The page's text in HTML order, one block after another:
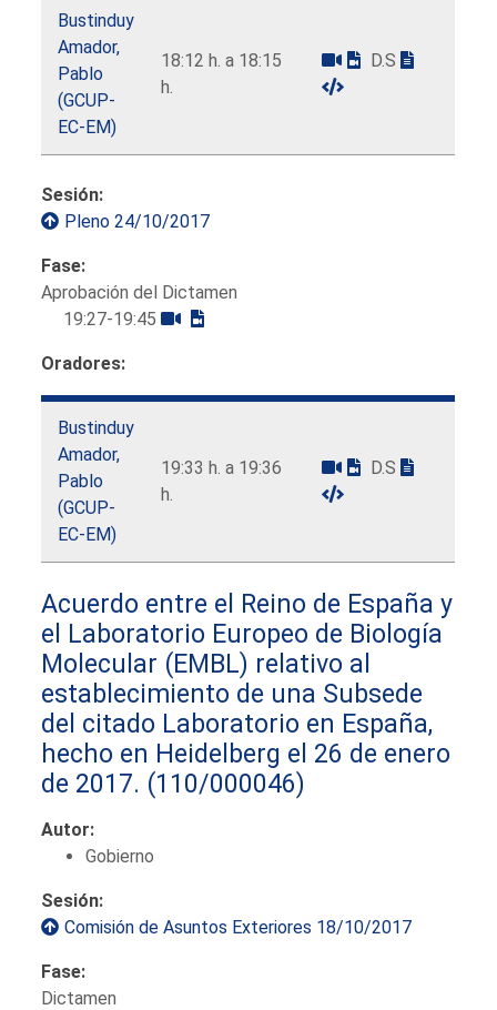
Bustinduy
Amador,
Pablo
(GCUP-
EC-EM)
18:12 h. a 18:15
h.
D.S
Sesión:
Pleno 24/10/2017
Fase:
Aprobación del Dictamen
19:27-19:45
Oradores:
Bustinduy
Amador,
Pablo
(GCUP-
EC-EM)
19:33 h. a 19:36
h.
D.S
Acuerdo entre el Reino de España y
el Laboratorio Europeo de Biología
Molecular (EMBL) relativo al
establecimiento de una Subsede
del citado Laboratorio en España,
hecho en Heidelberg el 26 de enero
de 2017. (110/000046)
Autor:
Gobierno
Sesión:
Comisión de Asuntos Exteriores 18/10/2017
Fase:
Dictamen